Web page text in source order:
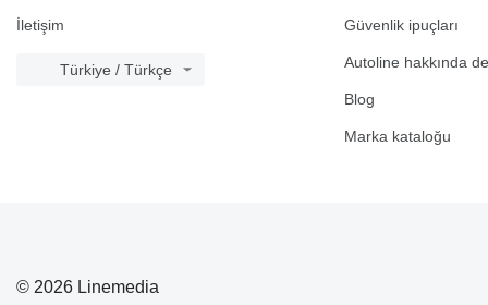
İletişim
Türkiye / Türkçe
Güvenlik ipuçları
Autoline hakkında
Blog
Marka kataloğu
© 2026 Linemedia